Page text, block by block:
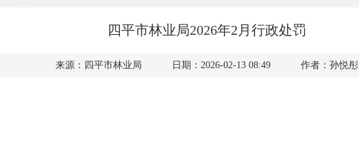
四平市林业局2026年2月行政处罚
来源：四平市林业局 日期：2026-02-13 08:49 作者：孙悦彤